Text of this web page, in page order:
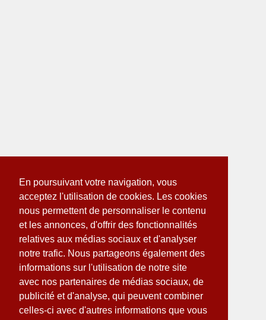
En poursuivant votre navigation, vous
acceptez l'utilisation de cookies. Les cookies
nous permettent de personnaliser le contenu
et les annonces, d'offrir des fonctionnalités
relatives aux médias sociaux et d'analyser
notre trafic. Nous partageons également des
informations sur l'utilisation de notre site
avec nos partenaires de médias sociaux, de
publicité et d'analyse, qui peuvent combiner
celles-ci avec d'autres informations que vous